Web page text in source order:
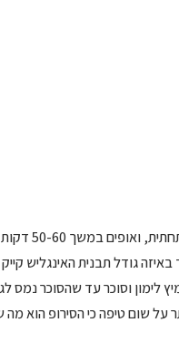
שום טיפה כי הסירופ הוא מה